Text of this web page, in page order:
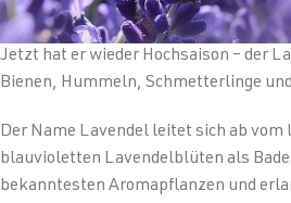
Jetzt hat er wieder Hochsaison – der
Bienen, Hummeln, Schmetterlinge
Der Name Lavendel leitet sich ab vom
blauvioletten Lavendelblüten als
bekanntesten Aromapflanzen und